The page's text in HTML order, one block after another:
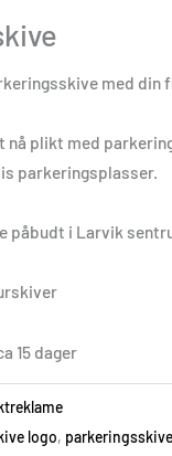
med din
nå plikt med
parkeringsplasser.
påbudt i Larvik
15 dager
logo,